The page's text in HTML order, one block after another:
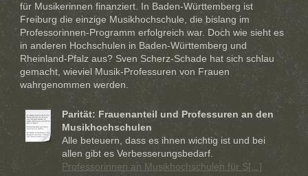
für Musikerinnen finanziert. In Baden-Württemberg ist
Freiburg die einzige Musikhochschule, die bislang im
Professorinnen-Programm erfolgreich war. Doch wie sieht es
in anderen Hochschulen in Baden-Württemberg und
Rheinland-Pfalz aus? Sven Scherz-Schade hat sich schlau
gemacht, wieviel Musik-Professuren von Frauen
wahrgenommen werden.
Parität: Frauenanteil und Professuren an den
Musikhochschulen
Alle beteuern, dass es ihnen wichtig ist und bei
allen gibt es Verbesserungsbedarf.
Professorinnen an Musikhochschulen für S[...]